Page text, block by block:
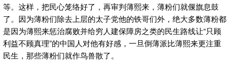
等。这样，把民心笼络好了，再审判薄熙来，薄粉们就偃旗息鼓
了。因为薄粉们除去上层的太子党他的铁哥们外，绝大多数薄粉都
是因为薄熙来惩治腐败并给穷人建保障房之类的民生路线让“只顾
利益不顾真理”的中国人对他有好感，一旦倒薄派比薄熙来更注重
民生，那些薄粉们就作鸟兽散了。